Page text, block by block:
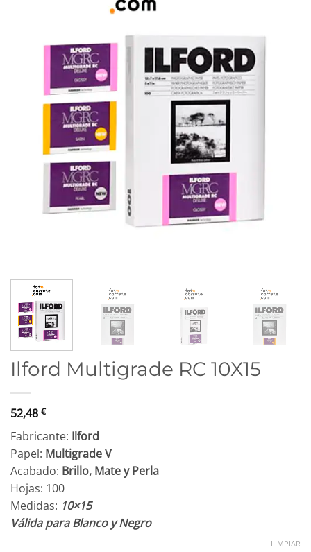
Ilford Multigrade RC 10X15
52,48 €
Fabricante: Ilford
Papel: Multigrade V
Acabado: Brillo, Mate y Perla
Hojas: 100
Medidas: 10×15
Válida para Blanco y Negro
LIMPIAR